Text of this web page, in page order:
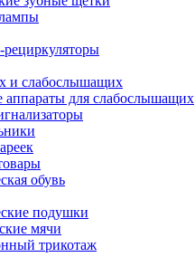
и слабослышащих
аппараты для слабослышащих
обувь
подушки
мячи
трикотаж